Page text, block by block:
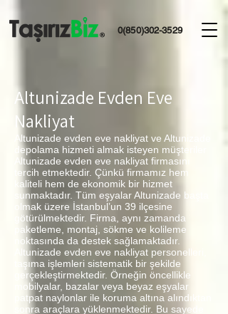
0(850)302-3529
Altunizade Evden Eve
Nakliyat
Altunizade evden eve nakliyat ve Altunizade
depolama hizmeti almak isteyen müşteriler
Altunizade evden eve nakliyat firmasını
tercih etmektedir. Çünkü firmamız hem
kaliteli hem de ekonomik bir hizmet
sunmaktadır. Tüm eşyalar Altunizade başta
olmak üzere İstanbul’un 39 ilçesine
götürülmektedir. Firma, aynı zamanda
paketleme, montaj, sökme ve kolileme
noktasında da destek sağlamaktadır.
Altunizade evden eve nakliyat personelleri,
taşıma işlemleri sistematik bir şekilde
gerçekleştirmektedir. Örneğin öncellikle
mobilyalar, bazalar veya beyaz eşyalar
patpat naylonlar ile koruma altına alındıktan
sonra araçlara yüklenmektedir. Bu sayede